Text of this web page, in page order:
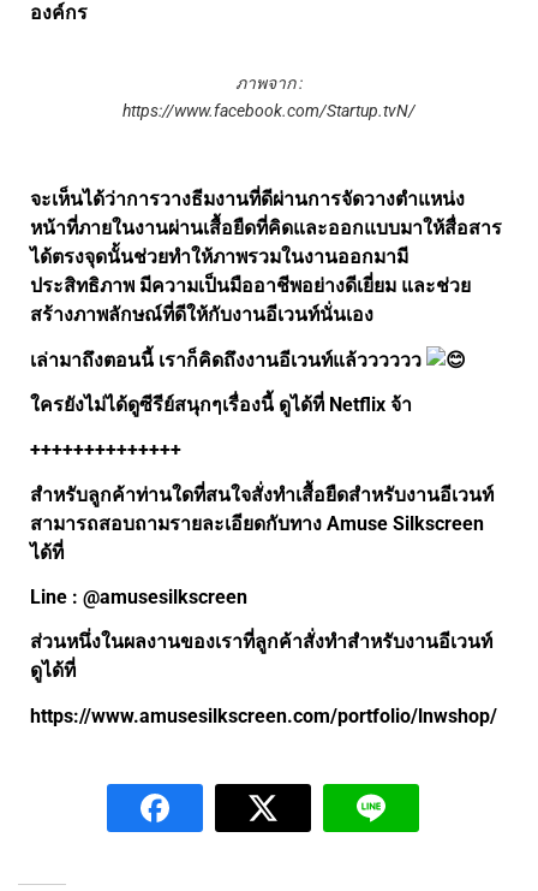
องค์กร
ภาพจาก :
https://www.facebook.com/Startup.tvN/
จะเห็นได้ว่าการวางธีมงานที่ดีผ่านการจัดวางตำแหน่ง
หน้าที่ภายในงานผ่านเสื้อยืดที่คิดและออกแบบมาให้สื่อสาร
ได้ตรงจุดนั้นช่วยทำให้ภาพรวมในงานออกมามี
ประสิทธิภาพ มีความเป็นมืออาชีพอย่างดีเยี่ยม และช่วย
สร้างภาพลักษณ์ที่ดีให้กับงานอีเวนท์นั่นเอง
เล่ามาถึงตอนนี้ เราก็คิดถึงงานอีเวนท์แล้วววววว
ใครยังไม่ได้ดูซีรีย์สนุกๆเรื่องนี้ ดูได้ที่ Netflix จ้า
++++++++++++++
สำหรับลูกค้าท่านใดที่สนใจสั่งทำเสื้อยืดสำหรับงานอีเวนท์
สามารถสอบถามรายละเอียดกับทาง Amuse Silkscreen
ได้ที่
Line : @amusesilkscreen
ส่วนหนึ่งในผลงานของเราที่ลูกค้าสั่งทำสำหรับงานอีเวนท์
ดูได้ที่
https://www.amusesilkscreen.com/portfolio/lnwshop/